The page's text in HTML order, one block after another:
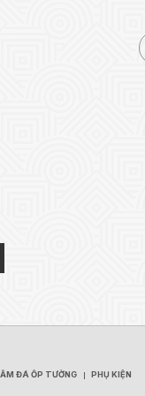
ĐÁ ỐP TƯỜNG PHỤ KIỆN